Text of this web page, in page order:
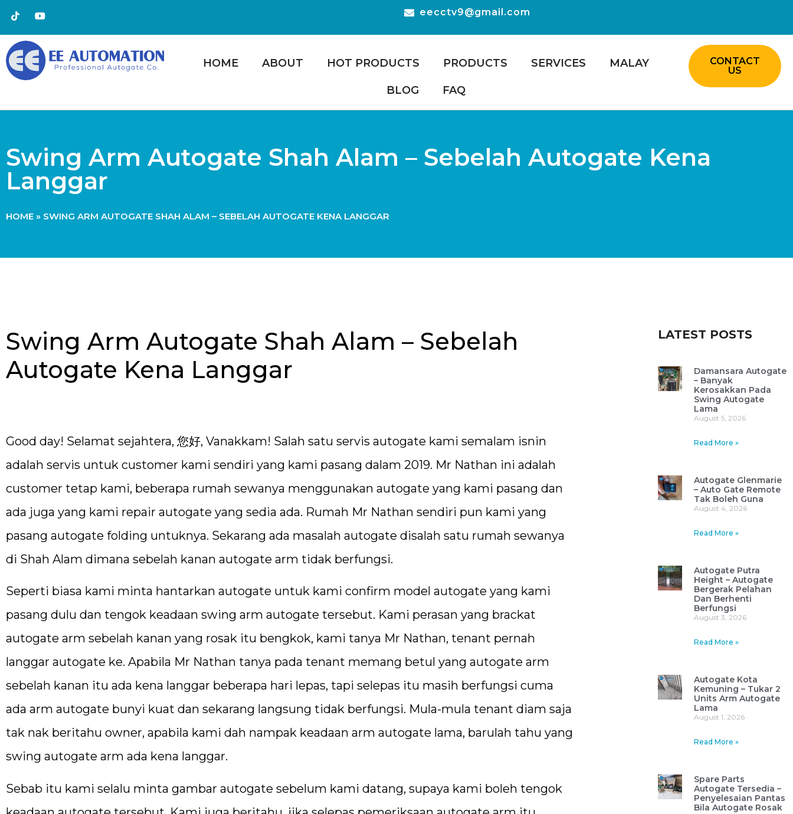
eecctv9@gmail.com
HOME ABOUT HOT PRODUCTS PRODUCTS SERVICES MALAY
BLOG FAQ
CONTACT
US
Swing Arm Autogate Shah Alam – Sebelah Autogate Kena
Langgar
HOME » SWING ARM AUTOGATE SHAH ALAM – SEBELAH AUTOGATE KENA LANGGAR
Swing Arm Autogate Shah Alam – Sebelah
Autogate Kena Langgar
Good day! Selamat sejahtera, 您好, Vanakkam! Salah satu servis autogate kami semalam isnin
adalah servis untuk customer kami sendiri yang kami pasang dalam 2019. Mr Nathan ini adalah
customer tetap kami, beberapa rumah sewanya menggunakan autogate yang kami pasang dan
ada juga yang kami repair autogate yang sedia ada. Rumah Mr Nathan sendiri pun kami yang
pasang autogate folding untuknya. Sekarang ada masalah autogate disalah satu rumah sewanya
di Shah Alam dimana sebelah kanan autogate arm tidak berfungsi.
Seperti biasa kami minta hantarkan autogate untuk kami confirm model autogate yang kami
pasang dulu dan tengok keadaan swing arm autogate tersebut. Kami perasan yang brackat
autogate arm sebelah kanan yang rosak itu bengkok, kami tanya Mr Nathan, tenant pernah
langgar autogate ke. Apabila Mr Nathan tanya pada tenant memang betul yang autogate arm
sebelah kanan itu ada kena langgar beberapa hari lepas, tapi selepas itu masih berfungsi cuma
ada arm autogate bunyi kuat dan sekarang langsung tidak berfungsi. Mula-mula tenant diam saja
tak nak beritahu owner, apabila kami dah nampak keadaan arm autogate lama, barulah tahu yang
swing autogate arm ada kena langgar.
Sebab itu kami selalu minta gambar autogate sebelum kami datang, supaya kami boleh tengok
LATEST POSTS
Damansara Autogate
– Banyak
Kerosakkan Pada
Swing Autogate
Lama
August 5, 2026
Read More »
Autogate Glenmarie
– Auto Gate Remote
Tak Boleh Guna
August 4, 2026
Read More »
Autogate Putra
Height – Autogate
Bergerak Pelahan
Dan Berhenti
Berfungsi
August 3, 2026
Read More »
Autogate Kota
Kemuning – Tukar 2
Units Arm Autogate
Lama
August 1, 2026
Read More »
Spare Parts
Autogate Tersedia –
Penyelesaian Pantas
Bila Autogate Rosak